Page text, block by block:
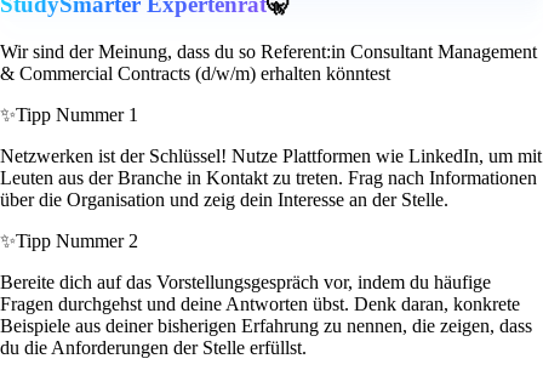
Wir sind der Meinung, dass du so Referent:in Consultant Management
& Commercial Contracts (d/w/m) erhalten könntest
✨Tipp Nummer 1
Netzwerken ist der Schlüssel! Nutze Plattformen wie LinkedIn, um mit
Leuten aus der Branche in Kontakt zu treten. Frag nach Informationen
über die Organisation und zeig dein Interesse an der Stelle.
✨Tipp Nummer 2
Bereite dich auf das Vorstellungsgespräch vor, indem du häufige
Fragen durchgehst und deine Antworten übst. Denk daran, konkrete
Beispiele aus deiner bisherigen Erfahrung zu nennen, die zeigen, dass
du die Anforderungen der Stelle erfüllst.